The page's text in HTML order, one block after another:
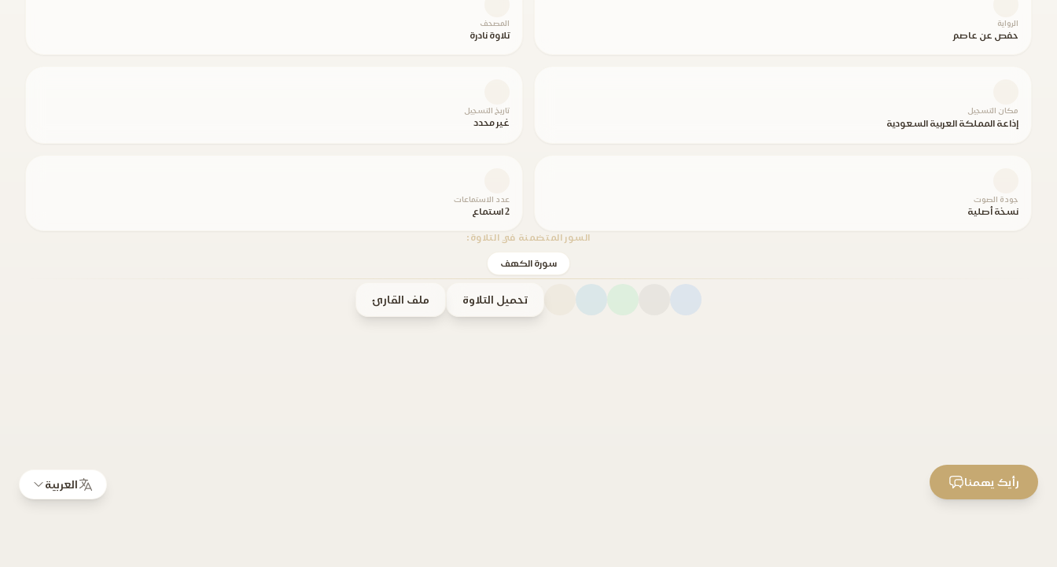
الرواية
حفص عن عاصم
المصحف
تلاوة نادرة
مكان التسجيل
إذاعة المملكة العربية السعودية
تاريخ التسجيل
غير محدد
جودة الصوت
نسخة أصلية
عدد الاستماعات
2 استماع
السور المتضمنة في التلاوة:
سورة الكهف
تحميل التلاوة ملف القارئ
العربية رأيك يهمنا